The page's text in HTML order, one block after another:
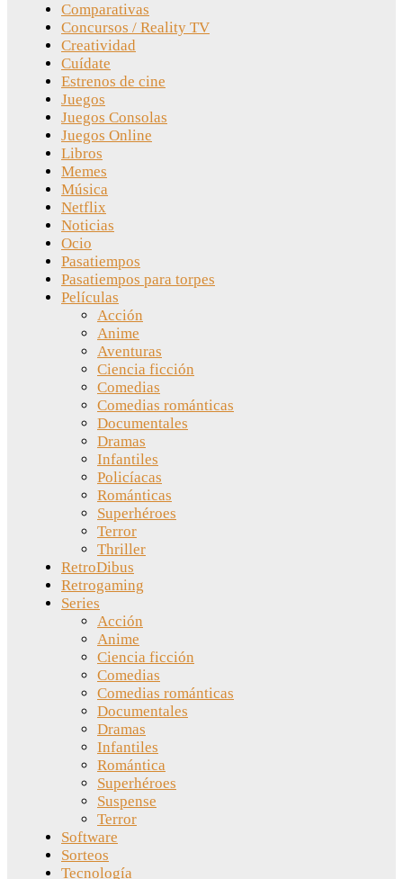
Comparativas
Concursos / Reality TV
Creatividad
Cuídate
Estrenos de cine
Juegos
Juegos Consolas
Juegos Online
Libros
Memes
Música
Netflix
Noticias
Ocio
Pasatiempos
Pasatiempos para torpes
Películas
Acción
Anime
Aventuras
Ciencia ficción
Comedias
Comedias románticas
Documentales
Dramas
Infantiles
Policíacas
Románticas
Superhéroes
Terror
Thriller
RetroDibus
Retrogaming
Series
Acción
Anime
Ciencia ficción
Comedias
Comedias románticas
Documentales
Dramas
Infantiles
Romántica
Superhéroes
Suspense
Terror
Software
Sorteos
Tecnología